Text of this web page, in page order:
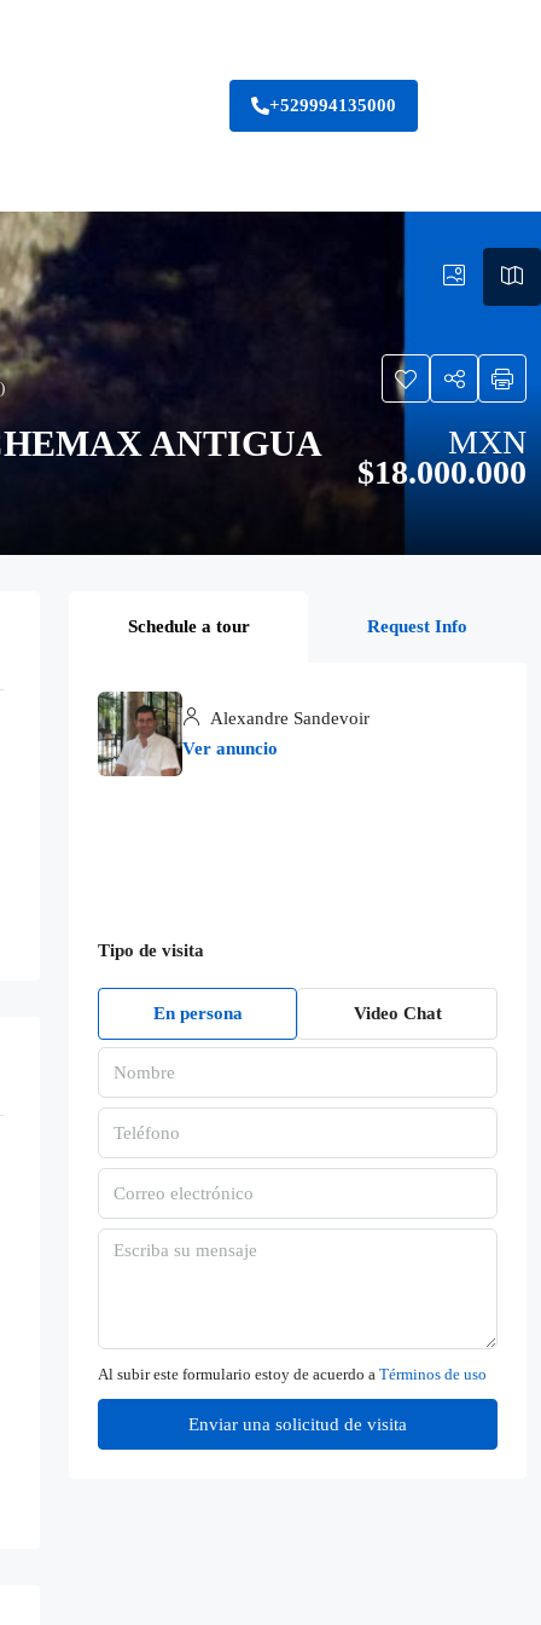
+529994135000
ANTIGUA
MXN
$18.000.000
Schedule a tour Request Info
Alexandre Sandevoir
Ver anuncio
Tipo de visita
En persona Video Chat
Al subir este formulario estoy de acuerdo a Términos de uso
Enviar una solicitud de visita